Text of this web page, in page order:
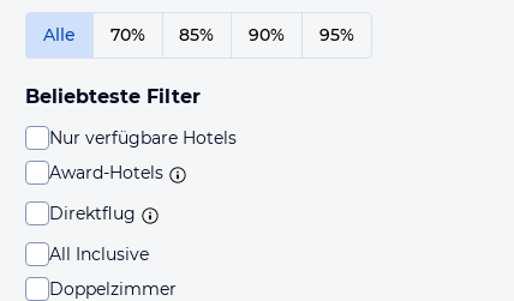
Alle 70% 85% 90% 95%
Beliebteste Filter
Nur verfügbare Hotels
Award-Hotels
Direktflug
All Inclusive
Doppelzimmer